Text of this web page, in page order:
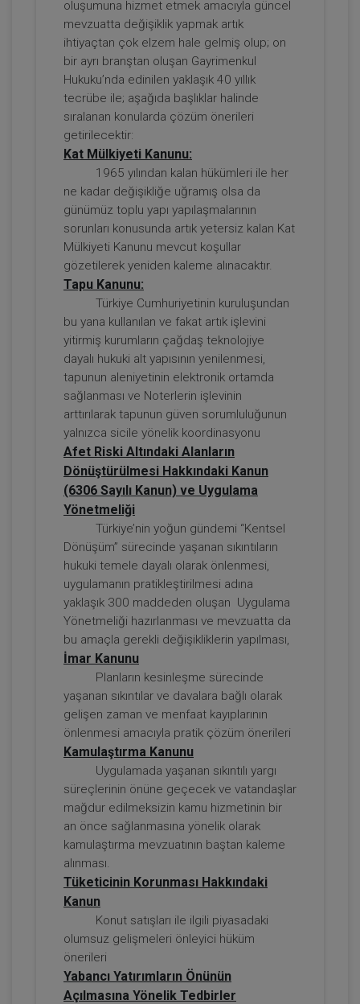
Tüketici Hukuku Enstitüsü
Borçların İfası ve İfa Edilmemesi - IV.
Borçlar Hukuku Kongresi - V. Oturum
360 TL
Tüketici Hukuku Enstitüsü
Taşınmaz Hukuku - IV. Borçlar Hukuku
Kongresi - VI. Oturum
360 TL
Tüketici Hukuku Enstitüsü
Tazminat Hukuku - IV. Borçlar Hukuku
Kongresi - IV. Oturum
360 TL
Tüketici Hukuku Enstitüsü
oluşumuna hizmet etmek amacıyla güncel
mevzuatta değişiklik yapmak artık
ihtiyaçtan çok elzem hale gelmiş olup; on
bir ayrı branştan oluşan Gayrimenkul
Hukuku’nda edinilen yaklaşık 40 yıllık
tecrübe ile; aşağıda başlıklar halinde
sıralanan konularda çözüm önerileri
getirilecektir:
Kat Mülkiyeti Kanunu:
1965 yılından kalan hükümleri ile her
ne kadar değişikliğe uğramış olsa da
günümüz toplu yapı yapılaşmalarının
sorunları konusunda artık yetersiz kalan Kat
Mülkiyeti Kanunu mevcut koşullar
gözetilerek yeniden kaleme alınacaktır.
Tapu Kanunu:
Türkiye Cumhuriyetinin kuruluşundan
bu yana kullanılan ve fakat artık işlevini
yitirmiş kurumların çağdaş teknolojiye
dayalı hukuki alt yapısının yenilenmesi,
tapunun aleniyetinin elektronik ortamda
sağlanması ve Noterlerin işlevinin
arttırılarak tapunun güven sorumluluğunun
yalnızca sicile yönelik koordinasyonu
Afet Riski Altındaki Alanların
Dönüştürülmesi Hakkındaki Kanun
(6306 Sayılı Kanun) ve Uygulama
Yönetmeliği
Türkiye’nin yoğun gündemi “Kentsel
Dönüşüm” sürecinde yaşanan sıkıntıların
hukuki temele dayalı olarak önlenmesi,
uygulamanın pratikleştirilmesi adına
yaklaşık 300 maddeden oluşan Uygulama
Yönetmeliği hazırlanması ve mevzuatta da
bu amaçla gerekli değişikliklerin yapılması,
İmar Kanunu
Planların kesinleşme sürecinde
yaşanan sıkıntılar ve davalara bağlı olarak
gelişen zaman ve menfaat kayıplarının
önlenmesi amacıyla pratik çözüm önerileri
Kamulaştırma Kanunu
Uygulamada yaşanan sıkıntılı yargı
süreçlerinin önüne geçecek ve vatandaşlar
mağdur edilmeksizin kamu hizmetinin bir
an önce sağlanmasına yönelik olarak
kamulaştırma mevzuatının baştan kaleme
alınması.
Tüketicinin Korunması Hakkındaki
Kanun
Konut satışları ile ilgili piyasadaki
olumsuz gelişmeleri önleyici hüküm
önerileri
Yabancı Yatırımların Önünün
Açılmasına Yönelik Tedbirler